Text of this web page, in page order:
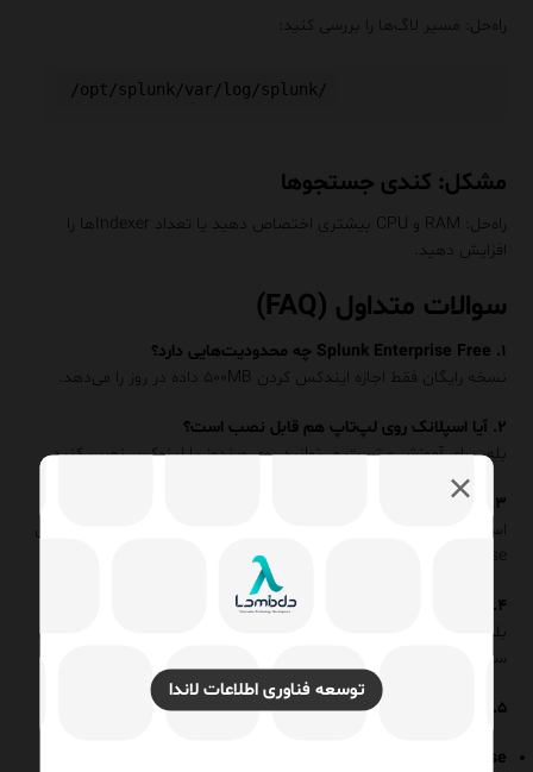
توسعه فناوری اطلاعات لاندا
راه‌حل: مسیر لاگ‌ها را بررسی کنید:
مشکل: کندی جستجوها
راه‌حل: RAM و CPU بیشتری اختصاص دهید یا تعداد Indexerها را
افزایش دهید.
سوالات متداول (FAQ)
۱. Splunk Enterprise Free چه محدودیت‌هایی دارد؟
نسخه رایگان فقط اجازه ایندکس کردن ۵۰۰MB داده در روز را می‌دهد.
۲. آیا اسپلانک روی لپ‌تاپ هم قابل نصب است؟
بله، برای آموزش و تست می‌توانید روی ویندوز یا لینوکس نصب کنید.
۳. بهترین سیستم‌عامل برای اسپلانک کدام است؟
اسپلانک روی هر دو ویندوز و لینوکس خوب کار می‌کند، اما در محیط‌های
Enterprise معمولاً روی لینوکس نصب می‌شود.
۴. آیا می‌توان Splunk را روی کلود نصب کرد؟
بله، Splunk قابلیت استقرار روی AWS، Azure و GCP را دارد. همچنین
سرویس Splunk Cloud به‌صورت SaaS ارائه می‌شود.
۵. تفاوت Splunk Enterprise و Splunk Cloud چیست؟
Splunk Enterprise: